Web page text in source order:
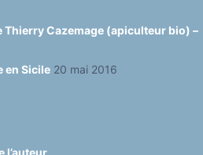
Thierry Cazemage (apiculteur bio) –
en Sicile 20 mai 2016